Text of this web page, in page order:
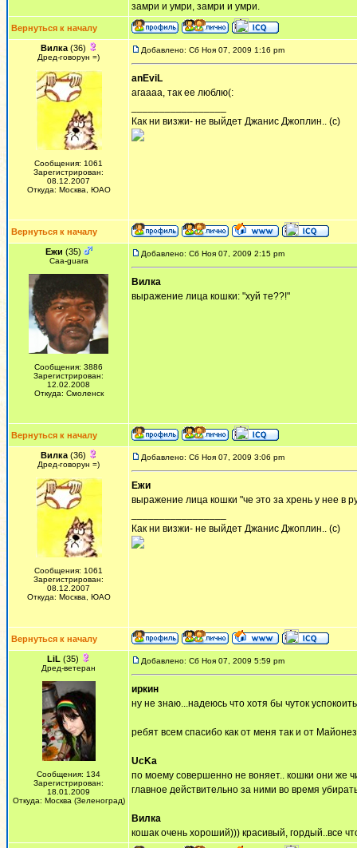
замри и умри, замри и умри.
Вернуться к началу
Вилка(36)
Дред-говорун =)
Сообщения: 1061
Зарегистрирован:
08.12.2007
Откуда: Москва, ЮАО
Добавлено: Сб Ноя 07, 2009 1:16 pm
anEviL
агаааа, так ее люблю(:
Как ни визжи- не выйдет Джанис Джоплин.. (с)
Вернуться к началу
Ежи (35)
Сaa-guara
Сообщения: 3886
Зарегистрирован:
12.02.2008
Откуда: Смоленск
Добавлено: Сб Ноя 07, 2009 2:15 pm
Вилка
выражение лица кошки: "хуй те??!"
Вернуться к началу
Вилка(36)
Дред-говорун =)
Сообщения: 1061
Зарегистрирован:
08.12.2007
Откуда: Москва, ЮАО
Добавлено: Сб Ноя 07, 2009 3:06 pm
Ежи
выражение лица кошки "че это за хрень у нее в
Как ни визжи- не выйдет Джанис Джоплин.. (с)
Вернуться к началу
LiL (35)
Дред-ветеран
Сообщения: 134
Зарегистрирован:
18.01.2009
Откуда: Москва (Зеленоград)
Добавлено: Сб Ноя 07, 2009 5:59 pm
иркин
ну не знаю...надеюсь что хотя бы чуток
ребят всем спасибо как от меня так и от
UcKa
по моему совершенно не воняет.. кошки они же
главное действительно за ними во время
Вилка
кошак очень хороший))) красивый, гордый..все